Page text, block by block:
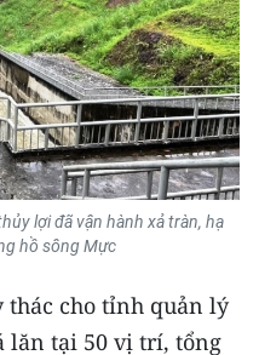
Bắc
Tây
lợi đã vận hành xả tràn, hạ
hồ sông Mực
thác cho tỉnh quản lý
lăn tại 50 vị trí, tổng